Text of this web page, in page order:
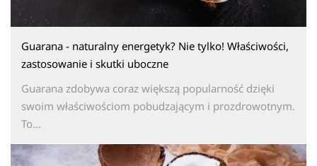
Guarana - naturalny energetyk? Nie tylko! Właściwości,
zastosowanie i skutki uboczne
Guarana zdobywa coraz większą popularność dzięki
swoim właściwościom pobudzającym i prozdrowotnym.
To...